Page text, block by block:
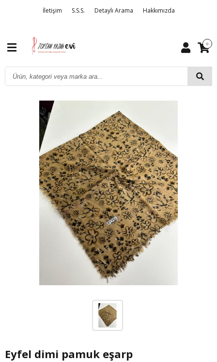
İletişim S.S.S. Detaylı Arama Hakkımızda
0
Eyfel dimi pamuk eşarp